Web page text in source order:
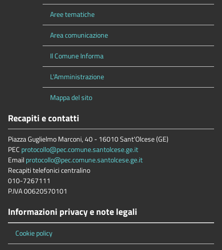
Aree tematiche
Area comunicazione
Il Comune Informa
L'Amministrazione
Mappa del sito
Recapiti e contatti
Piazza Guglielmo Marconi, 40 - 16010 Sant'Olcese (GE)
PEC protocollo@pec.comune.santolcese.ge.it
Emailprotocollo@pec.comune.santolcese.ge.it
Recapiti telefonici centralino
010-7267111
P.IVA 00620570101
Informazioni privacy e note legali
Cookie policy